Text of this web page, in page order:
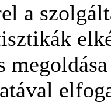
a